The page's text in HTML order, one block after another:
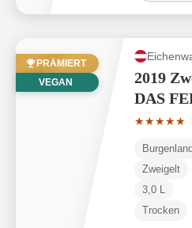
PRÄMIERT
VEGAN
2019
DAS
★★★★★
Burgenland
Zweigelt
3,0 L
Trocken